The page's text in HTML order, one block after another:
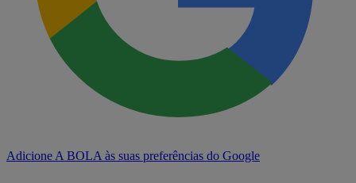
Adicione A BOLA às suas preferências do Google